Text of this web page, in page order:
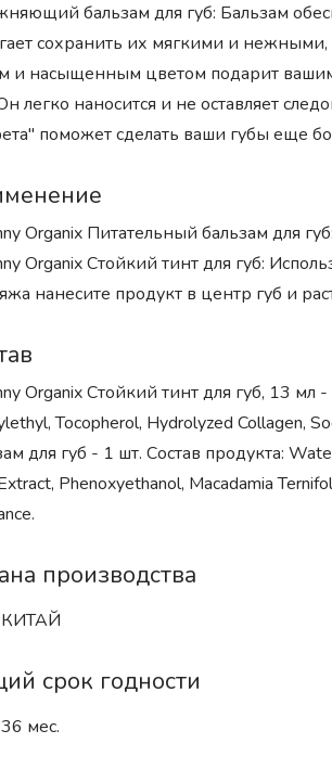
бальзам для губ: Бальзам
сохранить их мягкими и нежными,
и насыщенным цветом подарит
легко наносится и не оставляет
поможет сделать ваши губы еще
Organix Питательный бальзам для
Organix Стойкий тинт для губ:
нанесите продукт в центр губ и
Organix Стойкий тинт для губ, 13 мл
Tocopherol, Hydrolyzed Collagen,
для губ - 1 шт. Состав продукта:
Phenoxyethanol, Macadamia
производства
КИТАЙ
срок годности
36 мес.